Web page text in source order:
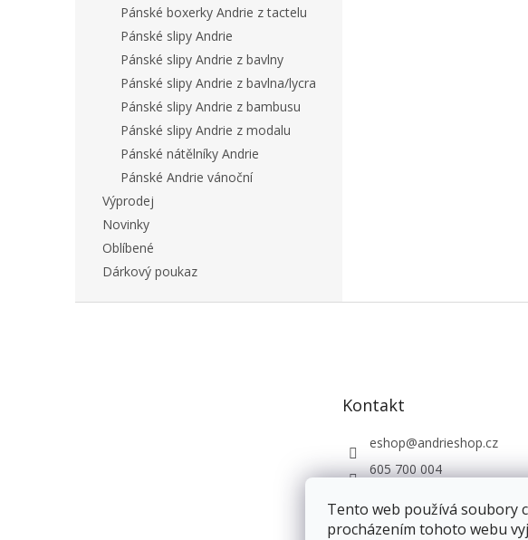
Tento web používá soubory
procházením tohoto webu
Pánské boxerky Andrie z tactelu
Pánské slipy Andrie
Pánské slipy Andrie z bavlny
Pánské slipy Andrie z bavlna/lycra
Pánské slipy Andrie z bambusu
Pánské slipy Andrie z modalu
Pánské nátělníky Andrie
Pánské Andrie vánoční
Výprodej
Novinky
Oblíbené
Dárkový poukaz
Kontakt
eshop@andrieshop.cz
605 700 004